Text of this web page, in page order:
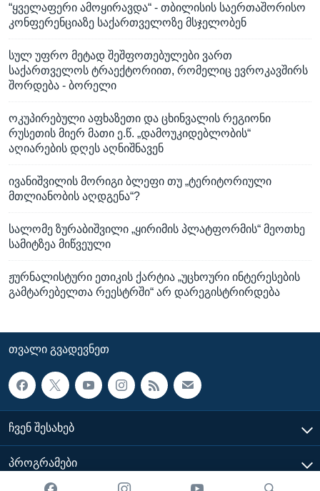
“ყველაფერი ამოყირავდა“ - თბილისის საერთაშორისო
კონფერენციაზე საქართველოზე მსჯელობენ
სულ უფრო მეტად შეშფოთებულები ვართ
საქართველოს ტრაექტორიით, რომელიც ევროკავშირს
შორდება - ბორელი
ოკუპირებული აფხაზეთი და ცხინვალის რეგიონი
რუსეთის მიერ მათი ე.წ. „დამოუკიდებლობის“
აღიარების დღეს აღნიშნავენ
ივანიშვილის მორიგი ბლეფი თუ „ტერიტორიული
მთლიანობის აღდგენა“?
სალომე ზურაბიშვილი „ყირიმის პლატფორმის“ მეოთხე
სამიტზეა მიწვეული
ჟურნალისტური ეთიკის ქარტია „უცხოური ინტერესების
გამტარებელთა რეესტრში“ არ დარეგისტრირდება
ᲗᲕᲐᲚᲘ ᲒᲕᲐᲓᲔᲕᲜᲔᲗ
ᲩᲕᲔᲜ ᲨᲔᲡᲐᲮᲔᲑ
ᲞᲠᲝᲒᲠᲐᲛᲔᲑᲘ